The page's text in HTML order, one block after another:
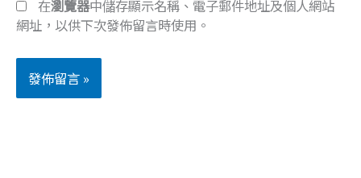
在瀏覽器中儲存顯示名稱、電子郵件地址及個人網站
網址，以供下次發佈留言時使用。